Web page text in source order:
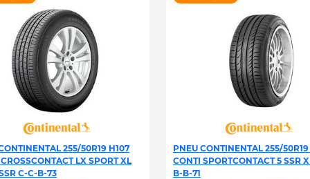
255/50R19 H107
LX SPORT XL
C-C-B-73
PNEU CONTINENTAL 255/
CONTI SPORTCONTACT 5 SSR
B-B-71